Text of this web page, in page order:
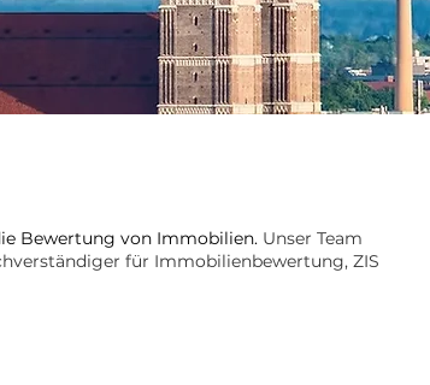
Bewertung von Immobilien. Unser Team
für Immobilienbewertung, ZIS